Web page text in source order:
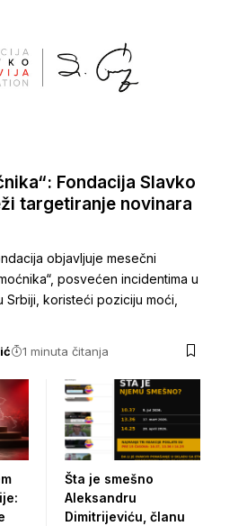
Fondacija Slavko
targetiranje novinara
objavljuje mesečni
posvećen incidentima u
Srbiji, koristeći poziciju moći,
1 minuta čitanja
Šta je smešno
Aleksandru
Dimitrijeviću, članu